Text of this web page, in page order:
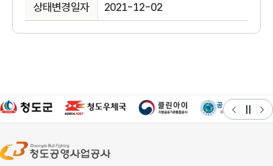
상태변경일자 2021-12-02